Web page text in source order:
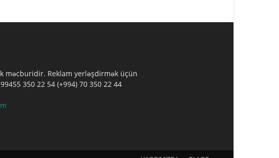
məcburidir. Reklam yerləşdirmək üçün
350 22 54 (+994) 70 350 22 44